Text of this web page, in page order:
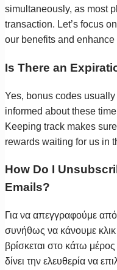
simultaneously, as most
transaction. Let’s focus
our benefits and
Is There an
Yes, bonus codes
informed about these
Keeping track makes
rewards waiting for us in
How Do I
Emails?
Για να απεγγραφούμε
συνήθως να κάνουμε
βρίσκεται στο κάτω
δίνει την ελευθερία να